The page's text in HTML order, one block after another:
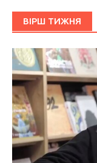
ВІРШ ТИЖНЯ